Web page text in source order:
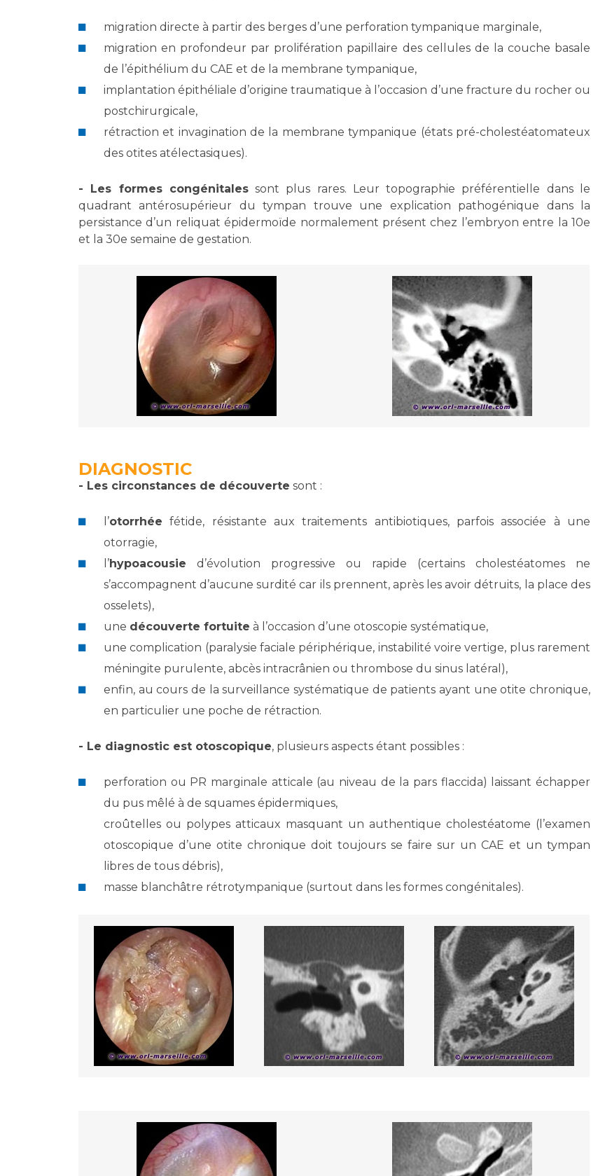
Les associations
Livret d'accueil
Salon des familles
Transports sanitaires
Vos droits, vos devoirs
Maternité Hôpital Nord
Plateforme d'Expertise
Maladies Rares
migration directe à partir des berges d’une perforation tympanique marginale,
migration en profondeur par prolifération papillaire des cellules de la couche basale
de l’épithélium du CAE et de la membrane tympanique,
implantation épithéliale d’origine traumatique à l’occasion d’une fracture du rocher ou
postchirurgicale,
rétraction et invagination de la membrane tympanique (états pré-cholestéatomateux
des otites atélectasiques).
- Les formes congénitalessont plus rares. Leur topographie préférentielle dans le
quadrant antérosupérieur du tympan trouve une explication pathogénique dans la
persistance d’un reliquat épidermoïde normalement présent chez l’embryon entre la 10e
et la 30e semaine de gestation.
DIAGNOSTIC
- Les circonstances de découverte sont :
l’otorrhée fétide, résistante aux traitements antibiotiques, parfois associée à une
otorragie,
l’hypoacousie d’évolution progressive ou rapide (certains cholestéatomes ne
s’accompagnent d’aucune surdité car ils prennent, après les avoir détruits, la place des
osselets),
une découverte fortuite à l’occasion d’une otoscopie systématique,
une complication (paralysie faciale périphérique, instabilité voire vertige, plus rarement
méningite purulente, abcès intracrânien ou thrombose du sinus latéral),
enfin, au cours de la surveillance systématique de patients ayant une otite chronique,
en particulier une poche de rétraction.
- Le diagnostic est otoscopique, plusieurs aspects étant possibles :
perforation ou PR marginale atticale (au niveau de la pars flaccida) laissant échapper
du pus mêlé à de squames épidermiques,
croûtelles ou polypes atticaux masquant un authentique cholestéatome (l’examen
otoscopique d’une otite chronique doit toujours se faire sur un CAE et un tympan
libres de tous débris),
masse blanchâtre rétrotympanique (surtout dans les formes congénitales).